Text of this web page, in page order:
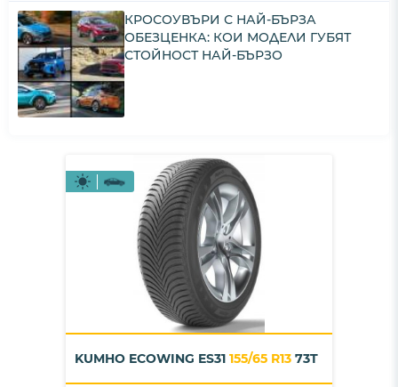
КРОСОУВЪРИ С НАЙ-БЪРЗА
ОБЕЗЦЕНКА: КОИ МОДЕЛИ ГУБЯТ
СТОЙНОСТ НАЙ-БЪРЗО
KUMHO ECOWING ES31 155/65 R13 73T